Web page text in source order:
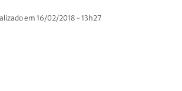
em 16/02/2018 - 13h27